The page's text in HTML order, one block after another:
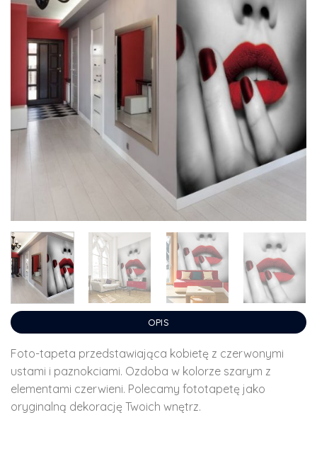
OPIS
Foto-tapeta przedstawiająca kobietę z czerwonymi
ustami i paznokciami. Ozdoba w kolorze szarym z
elementami czerwieni. Polecamy fototapetę jako
oryginalną dekorację Twoich wnętrz.